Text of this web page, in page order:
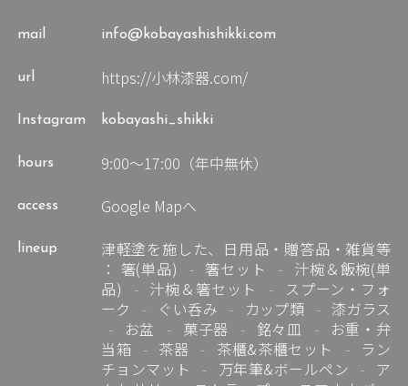
mail info@kobayashishikki.com
url https://小林漆器.com/
Instagram kobayashi_shikki
hours 9:00～17:00（年中無休）
access Google Mapへ
lineup
津軽塗を施した、日用品・贈答品・雑貨等
： 箸(単品) 箸セット
汁椀＆飯椀(単
品)
汁椀＆箸セット
スプーン・フォ
ーク
ぐい呑み カップ類
漆ガラス
お盆
菓子器 銘々皿
お重・弁
当箱
茶器 茶櫃&茶櫃セット
ラン
チョンマット
万年筆&ボールペン
ア